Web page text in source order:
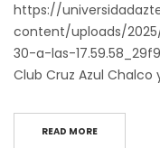
https://
content/uploads/
30-a-las-
Club Cruz Azul
READ MORE